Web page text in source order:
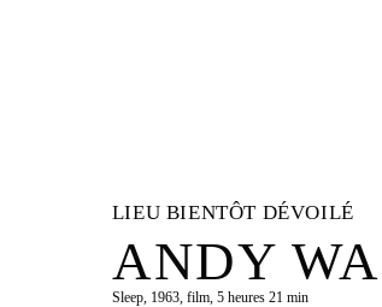
LIEU BIENTÔT DÉVOILÉ
ANDY
Sleep, 1963, film, 5 heures 21 min